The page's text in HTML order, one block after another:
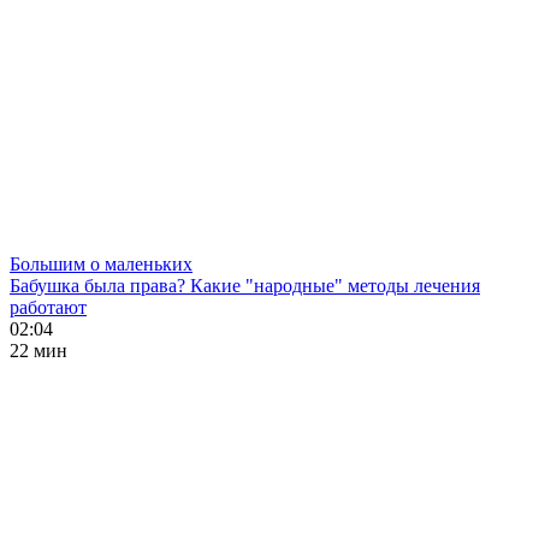
Большим о маленьких
Бабушка была права? Какие "народные" методы лечения
работают
02:04
22 мин